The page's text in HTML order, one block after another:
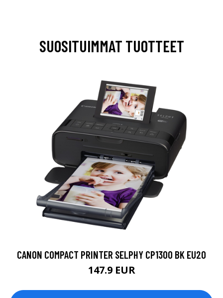
SUOSITUIMMAT TUOTTEET
CANON COMPACT PRINTER SELPHY CP1300 BK EU20
147.9 EUR